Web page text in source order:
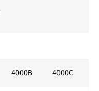
4000B 4000C